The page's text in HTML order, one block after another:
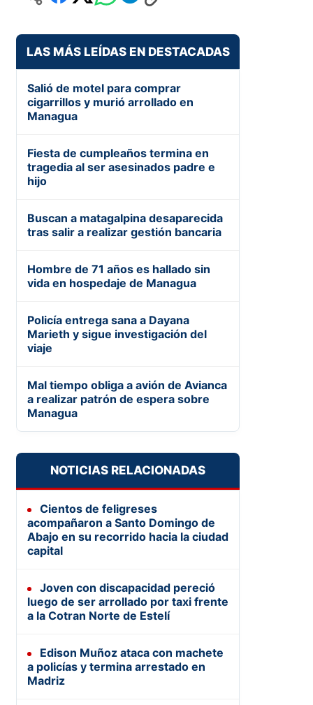
LAS MÁS LEÍDAS EN DESTACADAS
Salió de motel para comprar
cigarrillos y murió arrollado en
Managua
Fiesta de cumpleaños termina en
tragedia al ser asesinados padre e
hijo
Buscan a matagalpina desaparecida
tras salir a realizar gestión bancaria
Hombre de 71 años es hallado sin
vida en hospedaje de Managua
Policía entrega sana a Dayana
Marieth y sigue investigación del
viaje
Mal tiempo obliga a avión de Avianca
a realizar patrón de espera sobre
Managua
NOTICIAS RELACIONADAS
Cientos de feligreses
acompañaron a Santo Domingo de
Abajo en su recorrido hacia la ciudad
capital
Joven con discapacidad pereció
luego de ser arrollado por taxi frente
a la Cotran Norte de Estelí
Edison Muñoz ataca con machete
a policías y termina arrestado en
Madriz